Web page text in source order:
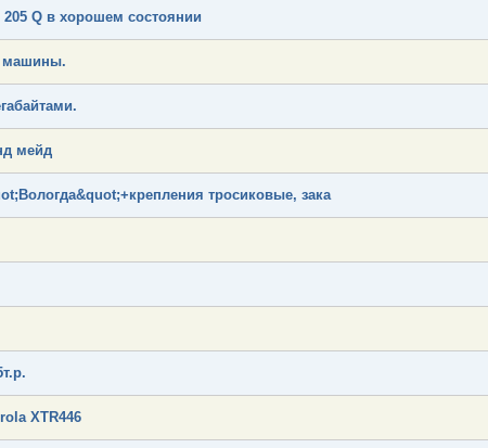
Q в хорошем состоянии
машины.
мейд
тросиковые, зака
XTR446